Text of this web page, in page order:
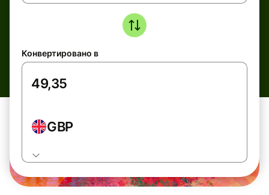
Конвертировано в
GBP